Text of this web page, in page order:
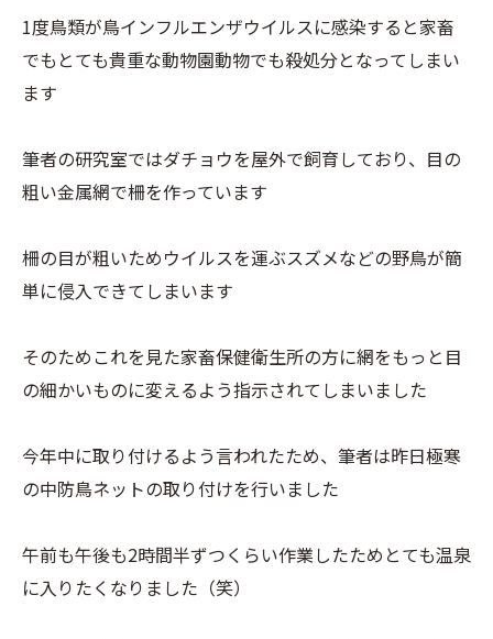
1度鳥類が鳥インフルエンザウイルスに感染すると家畜
でもとても貴重な動物園動物でも殺処分となってしまい
ます
筆者の研究室ではダチョウを屋外で飼育しており、目の
粗い金属網で柵を作っています
柵の目が粗いためウイルスを運ぶスズメなどの野鳥が簡
単に侵入できてしまいます
そのためこれを見た家畜保健衛生所の方に網をもっと目
の細かいものに変えるよう指示されてしまいました
今年中に取り付けるよう言われたため、筆者は昨日極寒
の中防鳥ネットの取り付けを行いました
午前も午後も2時間半ずつくらい作業したためとても温泉
に入りたくなりました（笑）